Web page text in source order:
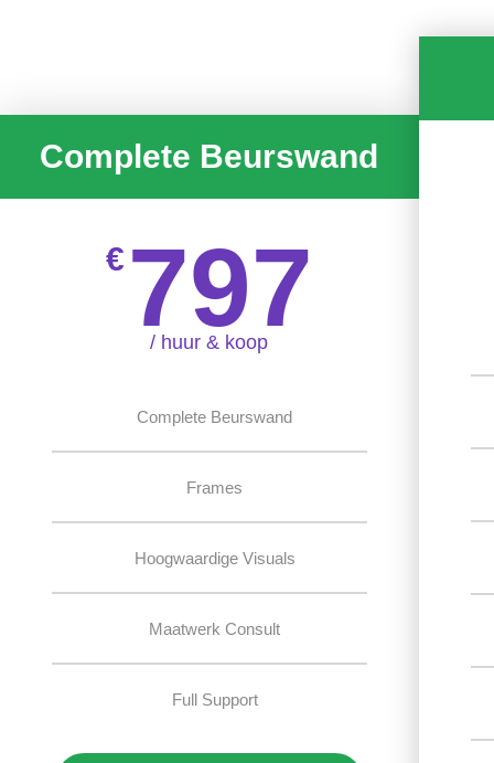
Complete Beurswand
€ 797
/ huur & koop
Complete Beurswand
Frames
Hoogwaardige Visuals
Maatwerk Consult
Full Support